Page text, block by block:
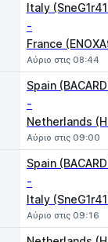
Italy
-
France
Αύριο στις 08:44
Spain
-
Netherlands
Αύριο στις 09:00
Spain
-
Italy
Αύριο στις 09:16